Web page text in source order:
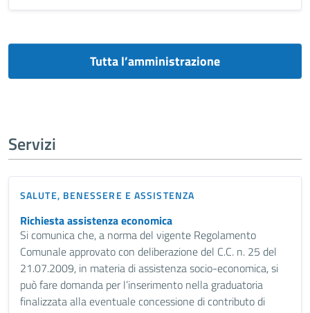
Tutta l’amministrazione
Servizi
SALUTE, BENESSERE E ASSISTENZA
Richiesta assistenza economica
Si comunica che, a norma del vigente Regolamento
Comunale approvato con deliberazione del C.C. n. 25 del
21.07.2009, in materia di assistenza socio-economica, si
può fare domanda per l’inserimento nella graduatoria
finalizzata alla eventuale concessione di contributo di